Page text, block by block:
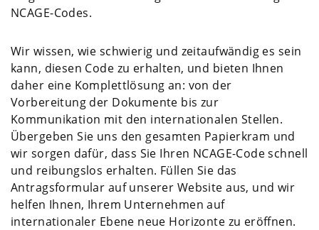
NCAGE-Codes.
Wir wissen, wie schwierig und zeitaufwändig es sein
kann, diesen Code zu erhalten, und bieten Ihnen
daher eine Komplettlösung an: von der
Vorbereitung der Dokumente bis zur
Kommunikation mit den internationalen Stellen.
Übergeben Sie uns den gesamten Papierkram und
wir sorgen dafür, dass Sie Ihren NCAGE-Code schnell
und reibungslos erhalten. Füllen Sie das
Antragsformular auf unserer Website aus, und wir
helfen Ihnen, Ihrem Unternehmen auf
internationaler Ebene neue Horizonte zu eröffnen.